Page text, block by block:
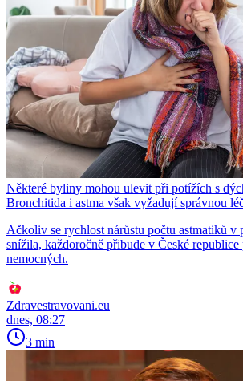
Některé byliny mohou ulevit při potížích s
Bronchitida i astma však vyžadují správnou
Ačkoliv se rychlost nárůstu počtu astmatiků v
snížila, každoročně přibude v České
nemocných.
Zdravestravovani.eu
dnes, 08:27
3 min